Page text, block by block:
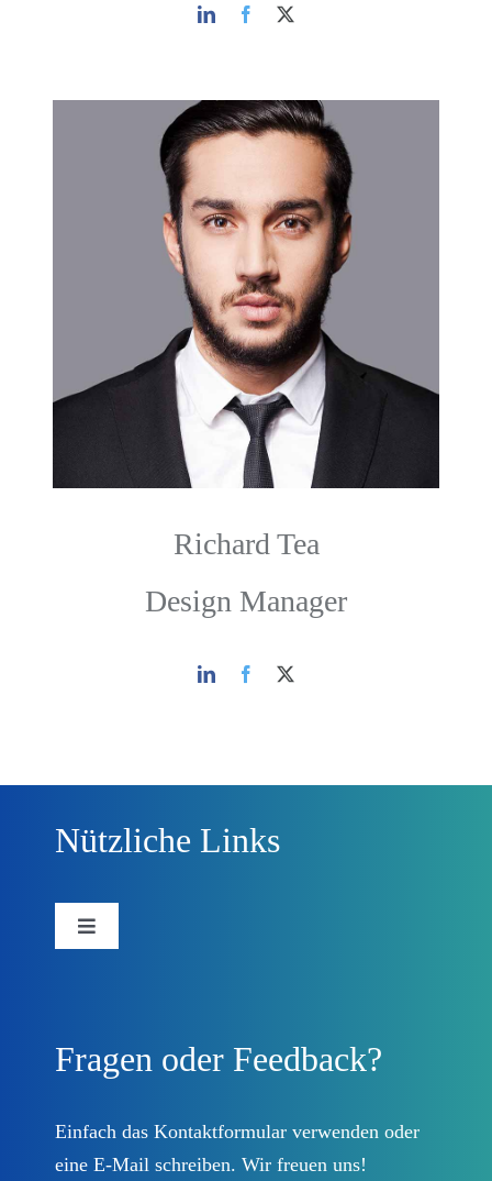
Richard Tea
Design Manager
Nützliche Links
Toggle
Beteiligungsplattform
Prozessbegleitung
Fragen oder Feedback?
Einfach das Kontaktformularverwenden oder
eine E-Mail schreiben. Wir freuen uns!